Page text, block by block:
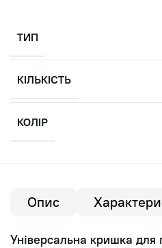
ТИП
КІЛЬКІСТЬ
КОЛІР
Опис
Універсальна кришка